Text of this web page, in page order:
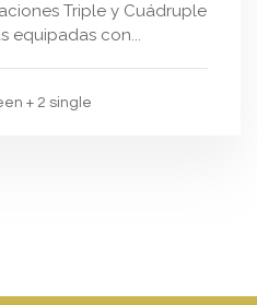
Triple y Cuádruple
equipadas con...
+ 2 single